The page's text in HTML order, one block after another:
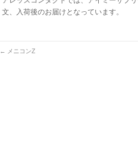
文、入荷後のお届けとなっています。
← メニコンZ